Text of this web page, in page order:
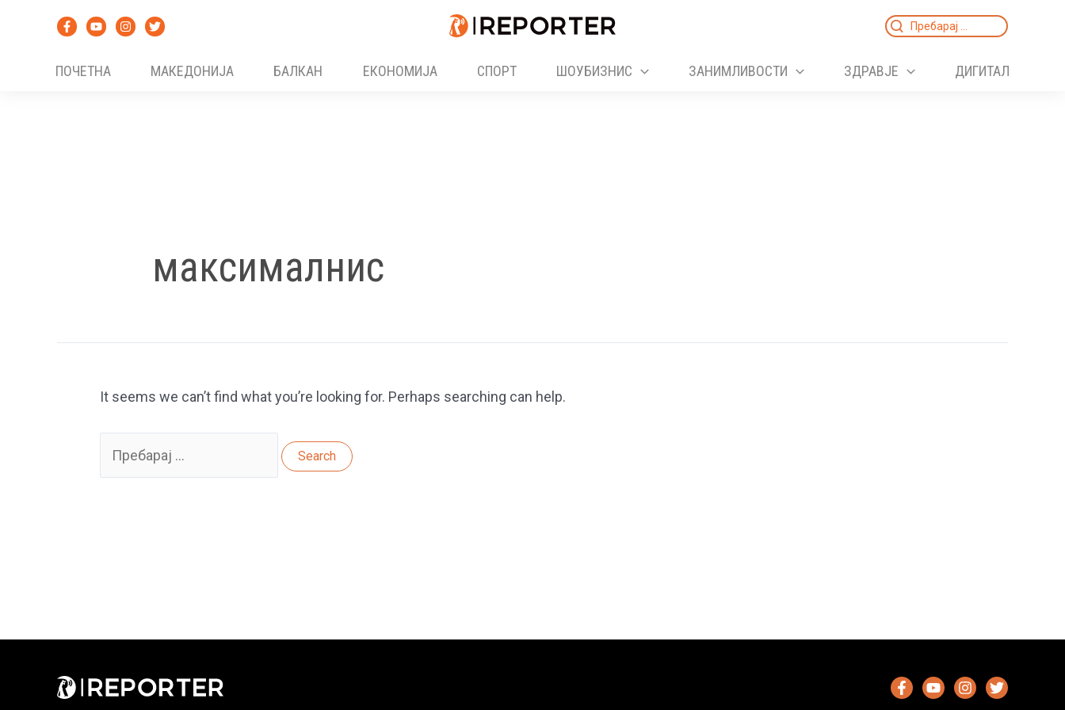
Search
ПОЧЕТНА
МАКЕДОНИЈА БАЛКАН ЕКОНОМИЈА СПОРТ ШОУБИЗНИС ЗАНИМЛИВОСТИ ЗДРАВЈЕ ДИГИТАЛ
максималнис
It seems we can’t find what you’re looking for. Perhaps searching can help.
for: